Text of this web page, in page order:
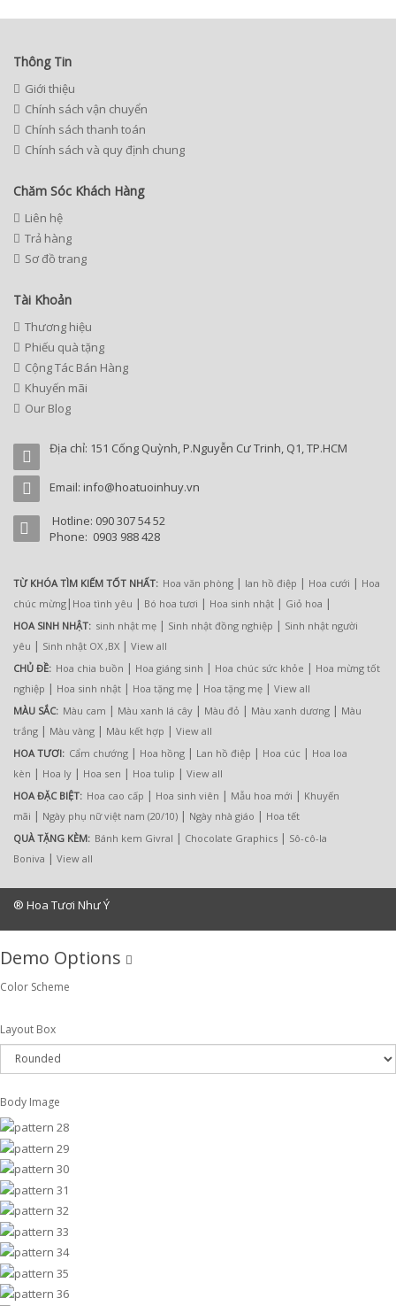
Thông Tin
Giới thiệu
Chính sách vận chuyển
Chính sách thanh toán
Chính sách và quy định chung
Chăm Sóc Khách Hàng
Liên hệ
Trả hàng
Sơ đồ trang
Tài Khoản
Thương hiệu
Phiếu quà tặng
Cộng Tác Bán Hàng
Khuyến mãi
Our Blog
Địa chỉ: 151 Cống Quỳnh, P.Nguyễn Cư Trinh, Q1, TP.HCM
Email: info@hoatuoinhuy.vn
Hotline: 090 307 54 52
Phone: 0903 988 428
TỪ KHÓA TÌM KIẾM TỐT NHẤT: Hoa văn phòng | lan hồ điệp | Hoa cưới | Hoa
chúc mừng | Hoa tình yêu | Bó hoa tươi | Hoa sinh nhật | Giỏ hoa |
HOA SINH NHẬT: sinh nhật mẹ | Sinh nhật đồng nghiệp | Sinh nhật người
yêu | Sinh nhật OX ,BX | View all
CHỦ ĐỀ: Hoa chia buồn | Hoa giáng sinh | Hoa chúc sức khỏe | Hoa mừng tốt
nghiệp | Hoa sinh nhật | Hoa tặng mẹ | Hoa tặng mẹ | View all
MÀU SẮC: Màu cam | Màu xanh lá cây | Màu đỏ | Màu xanh dương | Màu
trắng | Màu vàng | Màu kết hợp | View all
HOA TƯƠI: Cẩm chướng | Hoa hồng | Lan hồ điệp | Hoa cúc | Hoa loa
kèn | Hoa ly | Hoa sen | Hoa tulip | View all
HOA ĐẶC BIỆT: Hoa cao cấp | Hoa sinh viên | Mẫu hoa mới | Khuyến
mãi | Ngày phụ nữ việt nam (20/10) | Ngày nhà giáo | Hoa tết
QUÀ TẶNG KÈM: Bánh kem Givral | Chocolate Graphics | Sô-cô-la
Boniva | View all
® Hoa Tươi Như Ý
Demo Options
Color Scheme
Layout Box
Body Image